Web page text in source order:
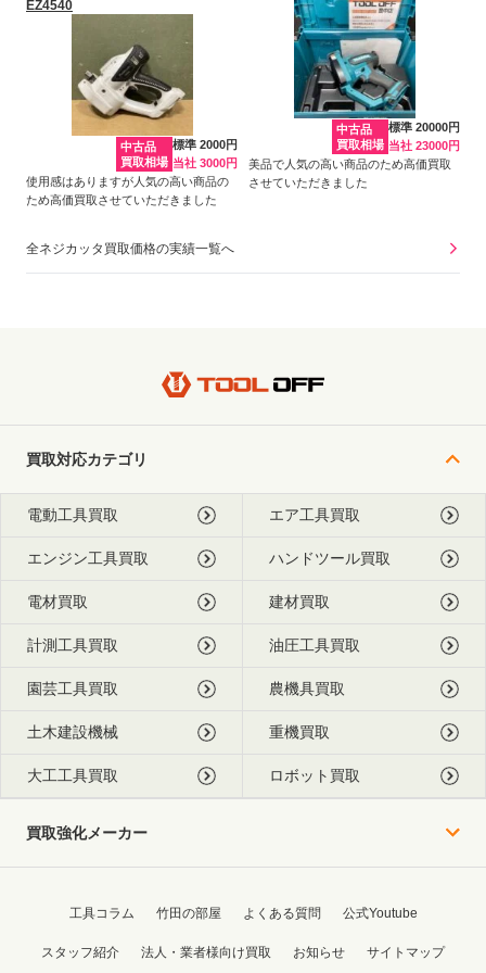
EZ4540
中古品
買取相場
標準 2000円
当社 3000円
使用感はありますが人気の高い商品の
ため高価買取させていただきました
中古品
買取相場
標準 20000円
当社 23000円
美品で人気の高い商品のため高価買取
させていただきました
全ネジカッタ買取価格の実績一覧へ
買取対応カテゴリ
電動工具買取 エア工具買取
エンジン工具買取 ハンドツール買取
電材買取 建材買取
計測工具買取 油圧工具買取
園芸工具買取 農機具買取
土木建設機械 重機買取
大工工具買取 ロボット買取
買取強化メーカー
工具コラム 竹田の部屋 よくある質問 公式Youtube
スタッフ紹介 法人・業者様向け買取 お知らせ サイトマップ